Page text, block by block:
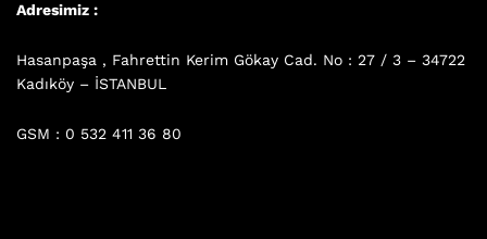
Adresimiz :
Hasanpaşa , Fahrettin Kerim Gökay Cad. No : 27 / 3 – 34722
Kadıköy – İSTANBUL
GSM : 0 532 411 36 80